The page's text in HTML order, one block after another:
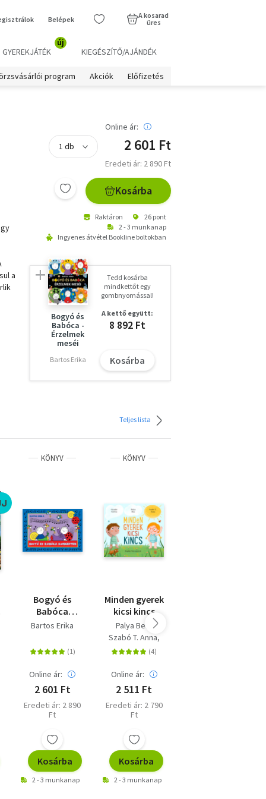
Belépek
A kosarad
üres
GYEREKJÁTÉK
új
KIEGÉSZÍTŐ/AJÁNDÉK
program Akciók Előfizetés
a
Online ár:
2 601 Ft
Eredeti ár: 2 890 Ft
Kosárba
Raktáron
26 pont
2 - 3 munkanap
Ingyenes átvétel Bookline boltokban
Bogyó és
Babóca -
Érzelmek
meséi
Bartos Erika
Tedd kosárba
mindkettőt egy
gombnyomással!
A kettő együtt:
8 892 Ft
Kosárba
Teljes lista
KÖNYV
Bogyó és
Babóca
koncerten
Bartos Erika
Online ár:
2 601 Ft
Eredeti ár: 2 890
Ft
Kosárba
2 - 3 munkanap
KÖNYV
Minden gyerek
kicsi kincs
Palya Bea
Szabó T. Anna
Gyurkó Szilvia
Online ár:
2 511 Ft
Eredeti ár: 2 790
Ft
Kosárba
2 - 3 munkanap